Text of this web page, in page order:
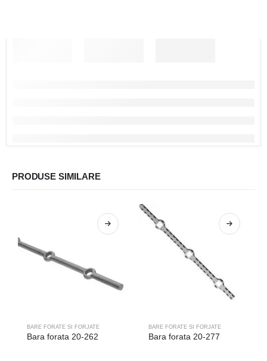
PRODUSE SIMILARE
BARE FORATE SI FORJATE
Bara forata 20-262
BARE FORATE SI FORJATE
Bara forata 20-277